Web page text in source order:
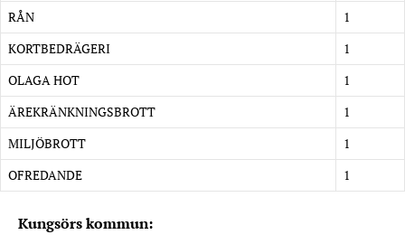
RÅN
1
KORTBEDRÄGERI
1
OLAGA HOT
1
ÄREKRÄNKNINGSBROTT
1
MILJÖBROTT
1
OFREDANDE
1
Kungsörs kommun: